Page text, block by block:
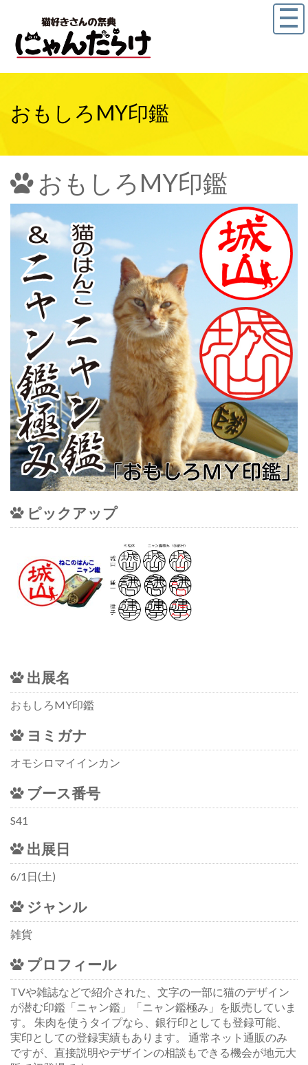
おもしろMY印鑑
おもしろMY印鑑
ピックアップ
出展名
おもしろMY印鑑
ヨミガナ
オモシロマイインカン
ブース番号
S41
出展日
6/1日(土)
ジャンル
雑貨
プロフィール
TVや雑誌などで紹介された、文字の一部に猫のデザイン
が潜む印鑑「ニャン鑑」「ニャン鑑極み」を販売していま
す。 朱肉を使うタイプなら、銀行印としても登録可能、
実印としての登録実績もあります。 通常ネット通販のみ
ですが、直接説明やデザインの相談もできる機会が地元大